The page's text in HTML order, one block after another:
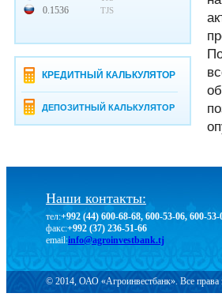
0.1536
TJS
КРЕДИТНЫЙ КАЛЬКУЛЯТОР
ДЕПОЗИТНЫЙ КАЛЬКУЛЯТОР
Наши контакты:
тел:+992 (44) 600-68-68, 600-53-06, 600-53-
факс:+992 (37) 236-51-66
email:info@agroinvestbank.tj
© 2014, ОАО «Агроинвестбанк». Все